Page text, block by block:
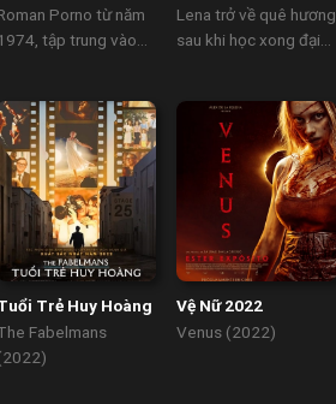
Porno từ năm
tập trung vào
Lena trở về quê hương
sau khi học xong đại
Trẻ Huy Hoàng
Fabelmans
Vệ Nữ 2022
Venus (2022)